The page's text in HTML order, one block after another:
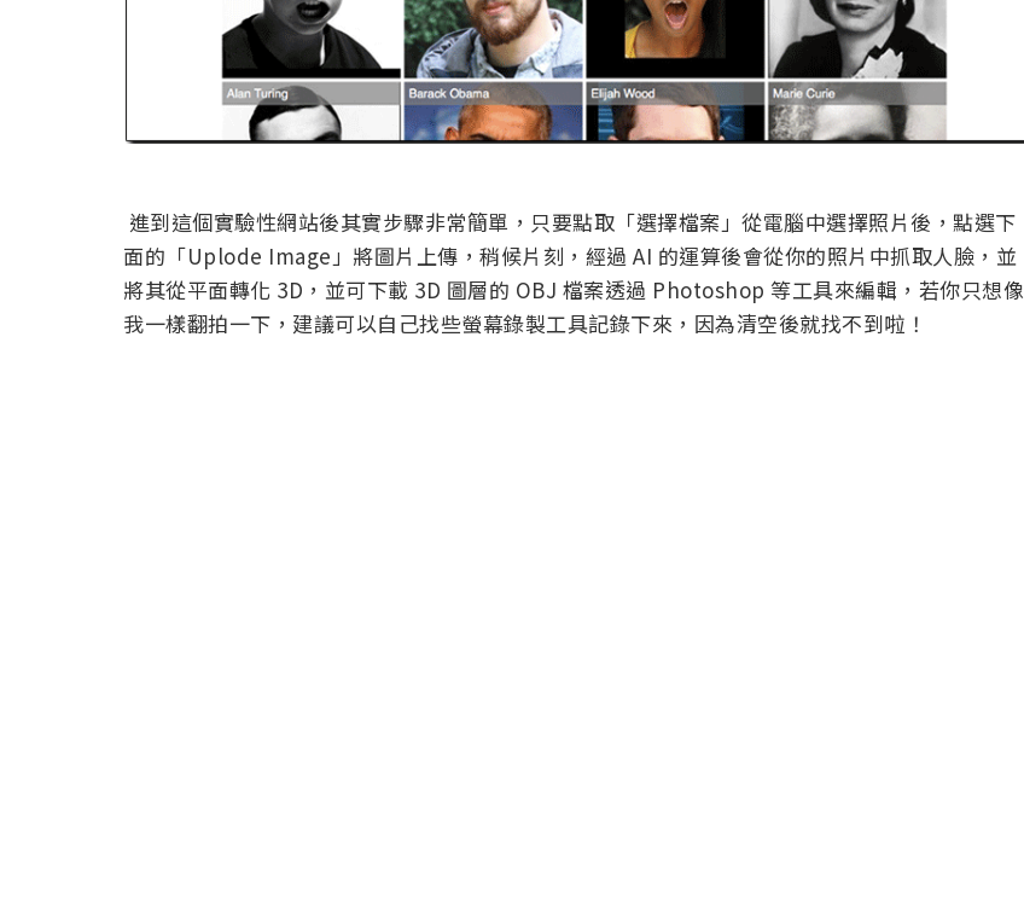
進到這個實驗性網站後其實步驟非常簡單，只要點取「選擇檔案」從電腦中選擇照片後，點選下
面的「Uplode Image」將圖片上傳，稍候片刻，經過 AI 的運算後會從你的照片中抓取人臉，並
將其從平面轉化 3D，並可下載 3D 圖層的 OBJ 檔案透過 Photoshop 等工具來編輯，若你只想像
我一樣翻拍一下，建議可以自己找些螢幕錄製工具記錄下來，因為清空後就找不到啦！